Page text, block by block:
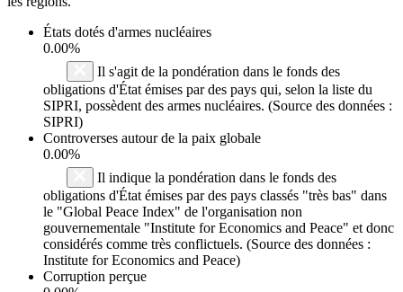
États dotés d'armes nucléaires
0.00%
Il s'agit de la pondération dans le fonds des
obligations d'État émises par des pays qui, selon la liste du
SIPRI, possèdent des armes nucléaires. (Source des données :
SIPRI)
Controverses autour de la paix globale
0.00%
Il indique la pondération dans le fonds des
obligations d'État émises par des pays classés "très bas" dans
le "Global Peace Index" de l'organisation non
gouvernementale "Institute for Economics and Peace" et donc
considérés comme très conflictuels. (Source des données :
Institute for Economics and Peace)
Corruption perçue